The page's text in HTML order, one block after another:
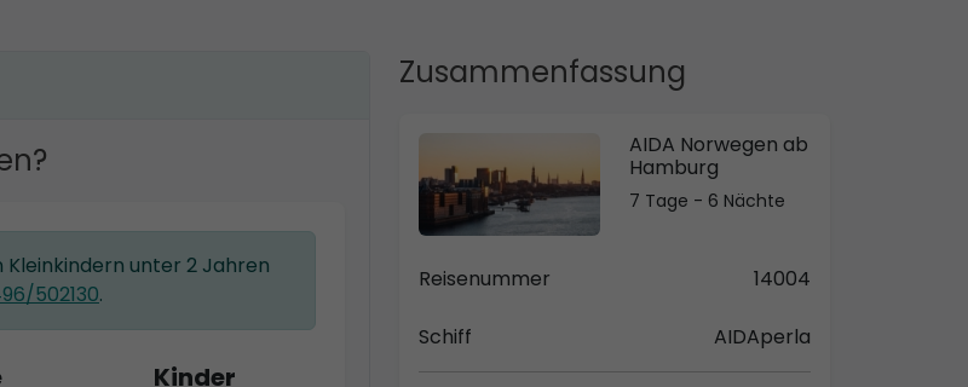
Zusammenfassung
AIDA Norwegen ab
Hamburg
7 Tage - 6 Nächte
Reisenummer 14004
Schiff AIDAperla
unter 2 Jahren
502130.
Kinder